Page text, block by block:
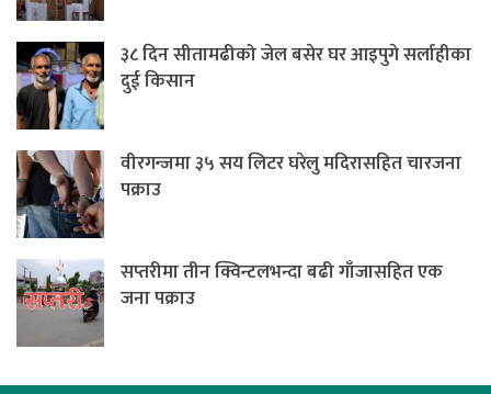
३८ दिन सीतामढीको जेल बसेर घर आइपुगे सर्लाहीका
दुई किसान
वीरगन्जमा ३५ सय लिटर घरेलु मदिरासहित चारजना
पक्राउ
सप्तरीमा तीन क्विन्टलभन्दा बढी गाँजासहित एक
जना पक्राउ